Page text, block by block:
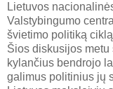
Lietuvos
Valstybingumo
švietimo politiką
Šios diskusijos
kylančius bendrojo
galimus politinius jų